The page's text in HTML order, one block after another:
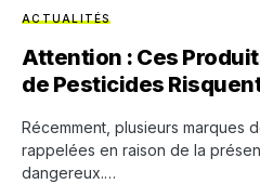
ACTUALITÉS
Attention : Ces
de Pesticides
Récemment, plusieurs marques
rappelées en raison de la
dangereux.…